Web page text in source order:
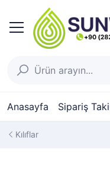
Anasayfa Sipariş
Kılıflar